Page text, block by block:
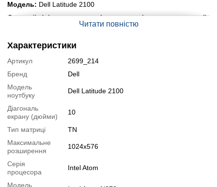
Модель: Dell Latitude 2100
Дисплей (діагональ, роздільна здатність, тип матриці):
Процесор:Intel Atom N270 (1 ядро по 1.6 GHz), 512 KB Cache
Веб-камера:
Порти:3x USB 2.0, 1x VGA, 2x Audio, 1x Card Reader
Батарея: не менше 1.5-2 годин у режимі звичайного
навантаження
Стан:
фото)
Читати повністю
Характеристики
Артикул
2699_214
Бренд
Dell
Модель
ноутбуку
Dell Latitude 2100
Діагональ
екрану (дюйми)
10
Тип матриці
TN
Максимальне
розширення
1024x576
Серія
процесора
Intel Atom
Модель